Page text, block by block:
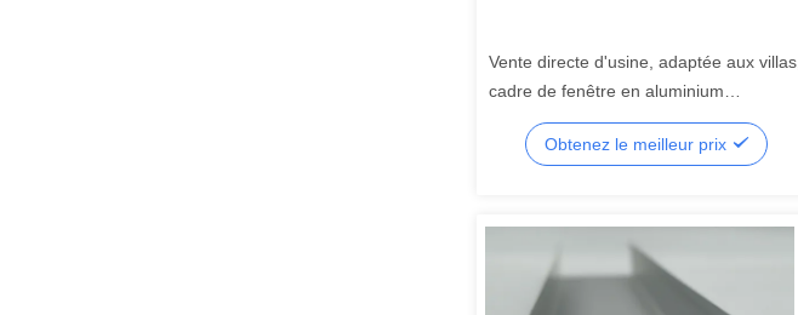
Vente directe d'usine, adaptée aux villas,
cadre de fenêtre en aluminium
imperméable pour les murs extérieurs.
Obtenez le meilleur prix